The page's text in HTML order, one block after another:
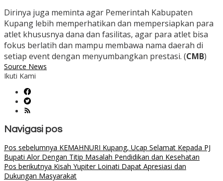
Dirinya juga meminta agar Pemerintah Kabupaten
Kupang lebih memperhatikan dan mempersiapkan para
atlet khususnya dana dan fasilitas, agar para atlet bisa
fokus berlatih dan mampu membawa nama daerah di
setiap event dengan menyumbangkan prestasi. (CMB)
Source News
Ikuti Kami
Navigasi pos
Pos sebelumnya KEMAHNURI Kupang, Ucap Selamat Kepada PJ
Bupati Alor Dengan Titip Masalah Pendidikan dan Kesehatan
Pos berikutnya Kisah Yupiter Loinati Dapat Apresiasi dan
Dukungan Masyarakat